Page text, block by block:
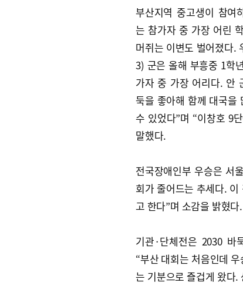
부산지역 중고생이 참여
는 참가자 중 가장 어린
머쥐는 이변도 벌어졌다.
3) 군은 올해 부흥중 1학
가자 중 가장 어리다. 안
둑을 좋아해 함께 대국을
수 있었다”며 “이창호 9
말했다.
전국장애인부 우승은 서
회가 줄어드는 추세다.
고 한다”며 소감을 밝혔다.
기관·단체전은 2030 바
“부산 대회는 처음인데
는 기분으로 즐겁게 왔다